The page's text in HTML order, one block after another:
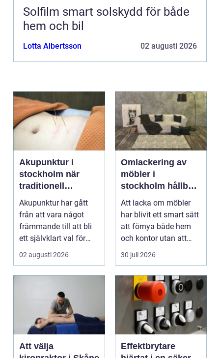
Solfilm smart solskydd för både
hem och bil
Lotta Albertsson 02 augusti 2026
Akupunktur i
stockholm när
traditionell
kinesisk medicin
möter modern
vardag
Akupunktur har gått
från att vara något
främmande till att bli
ett självklart val för
många som söke...
02 augusti 2026
Omlackering av
möbler i
stockholm hållbar
förvandling av
hem och kontor
Att lacka om möbler
har blivit ett smart sätt
att förnya både hem
och kontor utan att
köpa nytt. Mån...
30 juli 2026
Att välja
Effektbrytare